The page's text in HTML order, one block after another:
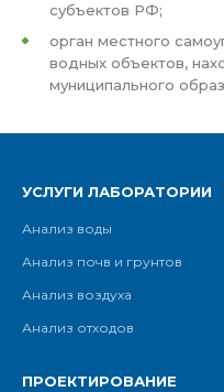
субъектов РФ;
орган местного
водных объектов,
муниципального
УСЛУГИ ЛАБОРАТОРИИ
Анализ воды
Анализ почв и грунтов
Анализ воздуха
Анализ отходов
ПРОЕКТИРОВАНИЕ